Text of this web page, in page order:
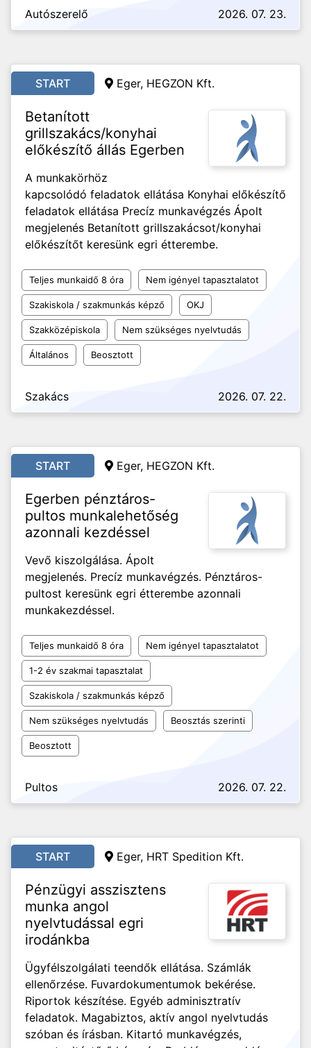
Autószerelő 2026. 07. 23.
START Eger, HEGZON Kft.
Betanított
grillszakács/konyhai
előkészítő állás Egerben
A munkakörhöz
kapcsolódó feladatok ellátása Konyhai előkészítő
feladatok ellátása Precíz munkavégzés Ápolt
megjelenés Betanított grillszakácsot/konyhai
előkészítőt keresünk egri étterembe.
Teljes munkaidő 8 óra Nem igényel tapasztalatot
Szakiskola / szakmunkás képző OKJ
Szakközépiskola Nem szükséges nyelvtudás
Általános Beosztott
Szakács 2026. 07. 22.
START Eger, HEGZON Kft.
Egerben pénztáros-
pultos munkalehetőség
azonnali kezdéssel
Vevő kiszolgálása. Ápolt
megjelenés. Precíz munkavégzés. Pénztáros-
pultost keresünk egri étterembe azonnali
munkakezdéssel.
Teljes munkaidő 8 óra Nem igényel tapasztalatot
1-2 év szakmai tapasztalat
Szakiskola / szakmunkás képző
Nem szükséges nyelvtudás Beosztás szerinti
Beosztott
Pultos 2026. 07. 22.
START Eger, HRT Spedition Kft.
Pénzügyi asszisztens
munka angol
nyelvtudással egri
irodánkba
Ügyfélszolgálati teendők ellátása. Számlák
ellenőrzése. Fuvardokumentumok bekérése.
Riportok készítése. Egyéb adminisztratív
feladatok. Magabiztos, aktív angol nyelvtudás
szóban és írásban. Kitartó munkavégzés,